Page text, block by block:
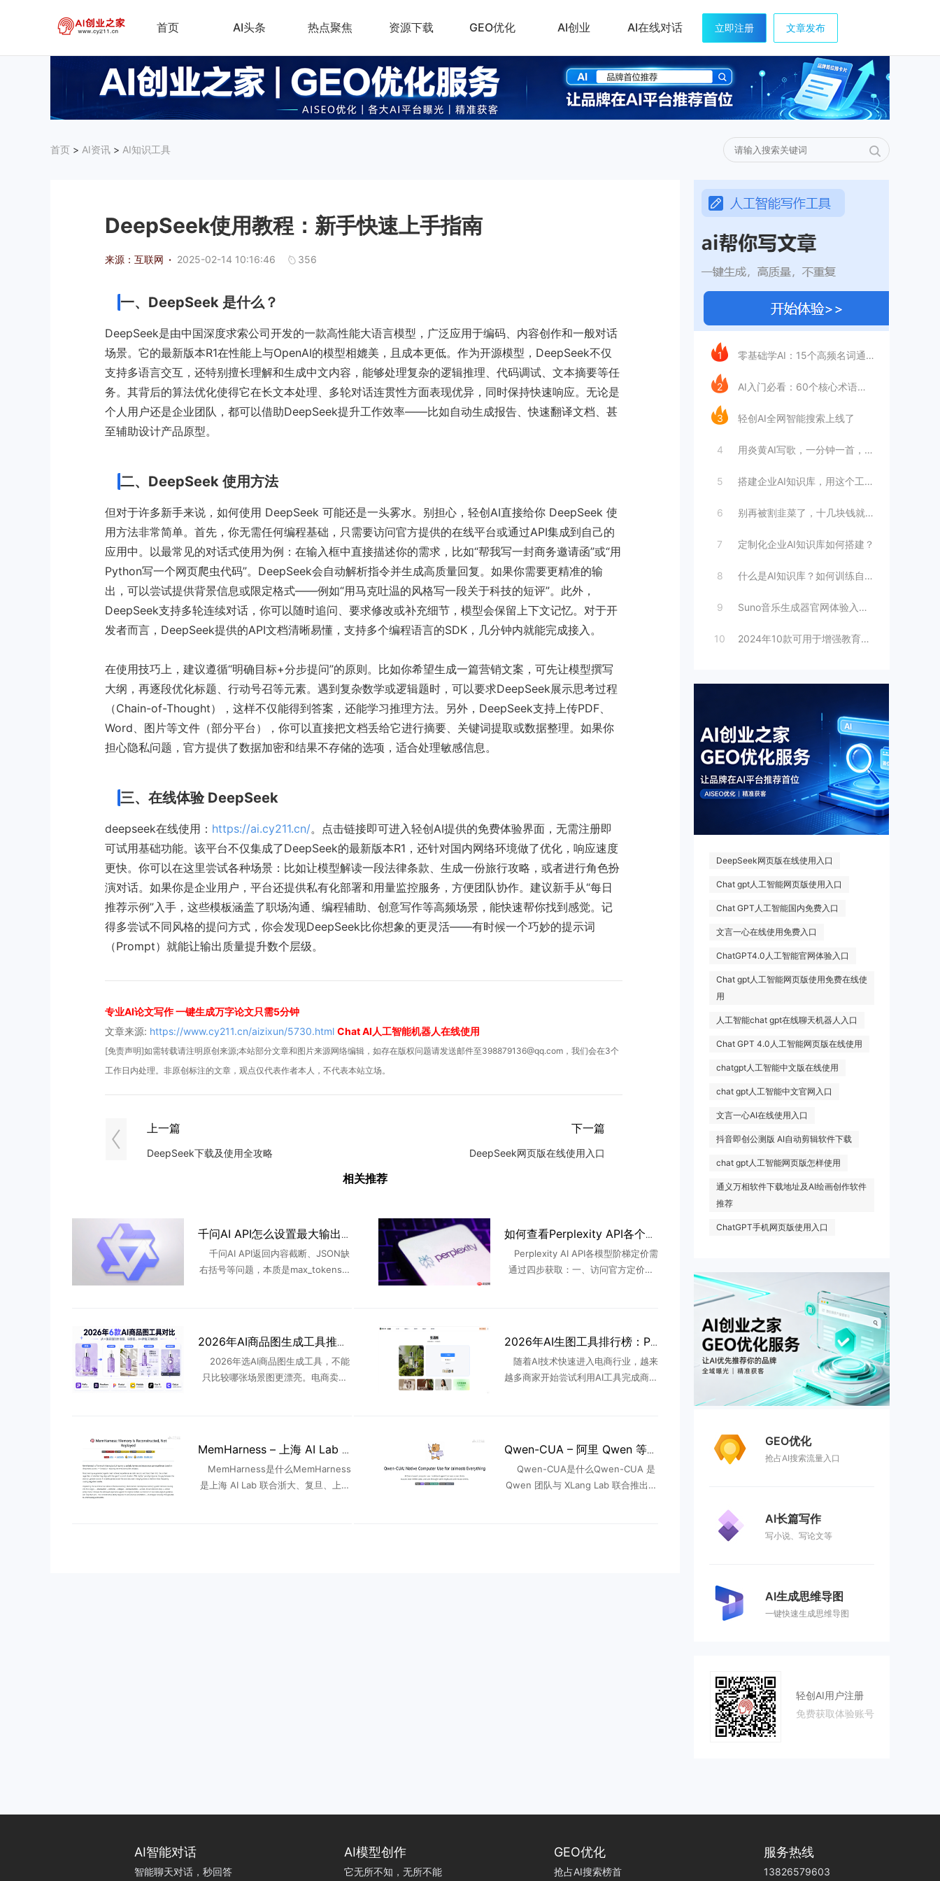
首页 AI头条 热点聚焦 资源下载 GEO优化 AI创业 AI在线对话 立即注册 文章发布
首页 > AI资讯 > AI知识工具
今日推荐
1 零基础学AI：15个高频名词通俗拆解
2 AI入门必看：60个核心术语大白话解读，
3 轻创AI全网智能搜索上线了
4 用炎黄AI写歌，一分钟一首，音乐人将被A
5 搭建企业AI知识库，用这个工具就够了
6 别再被割韭菜了，十几块钱就能打造一个专属
7 定制化企业AI知识库如何搭建？
8 什么是AI知识库？如何训练自己的AI知识
9 Suno音乐生成器官网体验入口 AI音乐
10 2024年10款可用于增强教育的人工智能
DeepSeek网页版在线使用入口
Chat gpt人工智能网页版使用入口
Chat GPT人工智能国内免费入口
文言一心在线使用免费入口
ChatGPT4.0人工智能官网体验入口
Chat gpt人工智能网页版使用免费在线使
用
人工智能chat gpt在线聊天机器人入口
Chat GPT 4.0人工智能网页版在线使用
chatgpt人工智能中文版在线使用
chat gpt人工智能中文官网入口
文言一心AI在线使用入口
抖音即创公测版 AI自动剪辑软件下载
chat gpt人工智能网页版怎样使用
通义万相软件下载地址及AI绘画创作软件
推荐
ChatGPT手机网页版使用入口
GEO优化
抢占AI搜索流量入口
AI长篇写作
写小说、写论文等
AI生成思维导图
一键快速生成思维导图
轻创AI用户注册
免费获取体验账号
DeepSeek使用教程：新手快速上手指南
来源：互联网 · 2025-02-14 10:16:46 356
一、DeepSeek 是什么？
DeepSeek是由中国深度求索公司开发的一款高性能大语言模型，广泛应用于编码、内容创作和一般对话
场景。它的最新版本R1在性能上与OpenAI的模型相媲美，且成本更低。作为开源模型，DeepSeek不仅
支持多语言交互，还特别擅长理解和生成中文内容，能够处理复杂的逻辑推理、代码调试、文本摘要等任
务。其背后的算法优化使得它在长文本处理、多轮对话连贯性方面表现优异，同时保持快速响应。无论是
个人用户还是企业团队，都可以借助DeepSeek提升工作效率——比如自动生成报告、快速翻译文档、甚
至辅助设计产品原型。
二、DeepSeek 使用方法
但对于许多新手来说，如何使用 DeepSeek 可能还是一头雾水。别担心，轻创AI直接给你 DeepSeek 使
用方法非常简单。首先，你无需任何编程基础，只需要访问官方提供的在线平台或通过API集成到自己的
应用中。以最常见的对话式使用为例：在输入框中直接描述你的需求，比如“帮我写一封商务邀请函”或“用
Python写一个网页爬虫代码”。DeepSeek会自动解析指令并生成高质量回复。如果你需要更精准的输
出，可以尝试提供背景信息或限定格式——例如“用马克吐温的风格写一段关于科技的短评”。此外，
DeepSeek支持多轮连续对话，你可以随时追问、要求修改或补充细节，模型会保留上下文记忆。对于开
发者而言，DeepSeek提供的API文档清晰易懂，支持多个编程语言的SDK，几分钟内就能完成接入。
在使用技巧上，建议遵循“明确目标+分步提问”的原则。比如你希望生成一篇营销文案，可先让模型撰写
大纲，再逐段优化标题、行动号召等元素。遇到复杂数学或逻辑题时，可以要求DeepSeek展示思考过程
（Chain-of-Thought），这样不仅能得到答案，还能学习推理方法。另外，DeepSeek支持上传PDF、
Word、图片等文件（部分平台），你可以直接把文档丢给它进行摘要、关键词提取或数据整理。如果你
担心隐私问题，官方提供了数据加密和结果不存储的选项，适合处理敏感信息。
三、在线体验 DeepSeek
deepseek在线使用： https://ai.cy211.cn/。点击链接即可进入轻创AI提供的免费体验界面，无需注册即
可试用基础功能。该平台不仅集成了DeepSeek的最新版本R1，还针对国内网络环境做了优化，响应速度
更快。你可以在这里尝试各种场景：比如让模型解读一段法律条款、生成一份旅行攻略，或者进行角色扮
演对话。如果你是企业用户，平台还提供私有化部署和用量监控服务，方便团队协作。建议新手从“每日
推荐示例”入手，这些模板涵盖了职场沟通、编程辅助、创意写作等高频场景，能快速帮你找到感觉。记
得多尝试不同风格的提问方式，你会发现DeepSeek比你想象的更灵活——有时候一个巧妙的提示词
（Prompt）就能让输出质量提升数个层级。
专业AI论文写作 一键生成万字论文只需5分钟
文章来源: https://www.cy211.cn/aizixun/5730.html Chat AI人工智能机器人在线使用
[免责声明]如需转载请注明原创来源;本站部分文章和图片来源网络编辑，如存在版权问题请发送邮件至398879136@qq.com，我们会在3个
工作日内处理。非原创标注的文章，观点仅代表作者本人，不代表本站立场。
上一篇
DeepSeek下载及使用全攻略
下一篇
DeepSeek网页版在线使用入口
相关推荐
千问AI API怎么设置最大输出长度？
千问AI API返回内容截断、JSON缺
右括号等问题，本质是max_tokens参
如何查看Perplexity API各个模型的阶梯定价
Perplexity AI API各模型阶梯定价需
通过四步获取：一、访问官方定价页
2026年AI商品图生成工具推荐：6款主流平台完整对比
2026年选AI商品图生成工具，不能
只比较哪张场景图更漂亮。电商卖家
2026年AI生图工具排行榜：PixPix与美图设计室、美梦AI功能全面对比
随着AI技术快速进入电商行业，越来
越多商家开始尝试利用AI工具完成商品
MemHarness – 上海 AI Lab 等推出的智能体记忆重构框架
MemHarness是什么MemHarness
是上海 AI Lab 联合浙大、复旦、上海
Qwen-CUA – 阿里 Qwen 等推出的原生 Computer Use Agent
Qwen-CUA是什么Qwen-CUA 是
Qwen 团队与 XLang Lab 联合推出的
AI智能对话
智能聊天对话，秒回答
AI模型创作
它无所不知，无所不能
GEO优化
抢占AI搜索榜首
服务热线
13826579603